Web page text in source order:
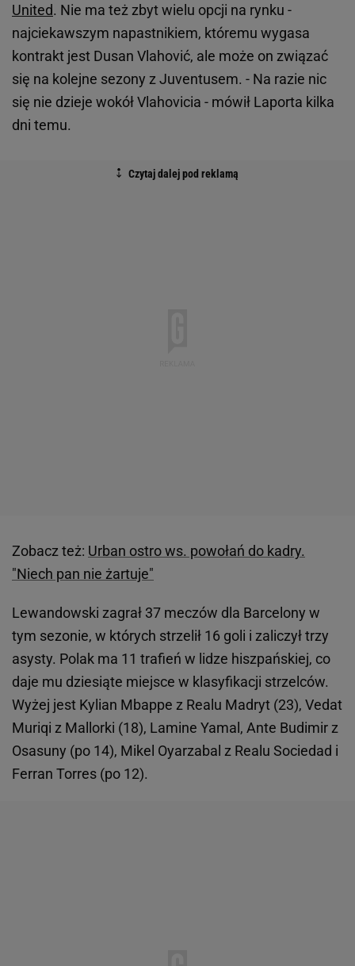
United. Nie ma też zbyt wielu opcji na rynku -
najciekawszym napastnikiem, któremu wygasa
kontrakt jest Dusan Vlahović, ale może on związać
się na kolejne sezony z Juventusem. - Na razie nic
się nie dzieje wokół Vlahovicia - mówił Laporta kilka
dni temu.
Zobacz też: Urban ostro ws. powołań do kadry.
"Niech pan nie żartuje"
Lewandowski zagrał 37 meczów dla Barcelony w
tym sezonie, w których strzelił 16 goli i zaliczył trzy
asysty. Polak ma 11 trafień w lidze hiszpańskiej, co
daje mu dziesiąte miejsce w klasyfikacji strzelców.
Wyżej jest Kylian Mbappe z Realu Madryt (23), Vedat
Muriqi z Mallorki (18), Lamine Yamal, Ante Budimir z
Osasuny (po 14), Mikel Oyarzabal z Realu Sociedad i
Ferran Torres (po 12).